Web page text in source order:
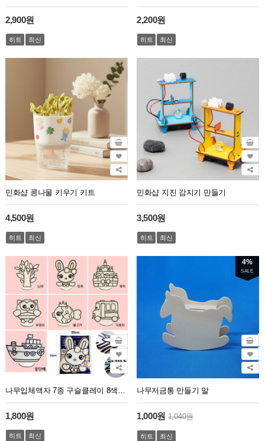
2,900원
히트 최신
2,200원
히트 최신
민화샵 콩나물 키우기 키트
4,500원
히트 최신
민화샵 지진 감지기 만들기
3,500원
히트 최신
1,800원
히트 최신
4%
SALE
나무저금통 만들기 말
1,000원1,040원
히트 최신